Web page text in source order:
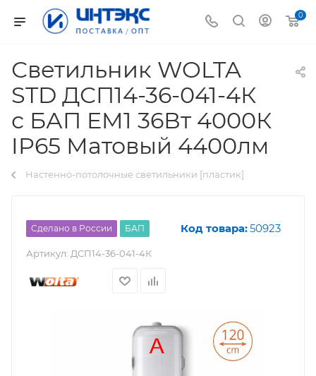
0
Светильник WOLTA
STD ДСП14-36-041-4К
с БАП EM1 36Вт 4000К
IP65 Матовый 4400лм
Настенно-потолочные светильники [пластик]
Сделано в России БАП Код товара:50923
Артикул: ДСП14-36-041-4К